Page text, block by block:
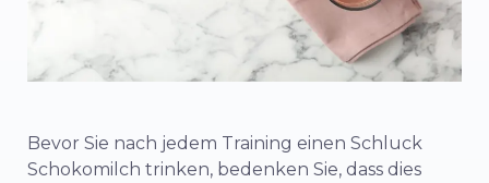
Bevor Sie nach jedem Training einen Schluck
Schokomilch trinken, bedenken Sie, dass dies